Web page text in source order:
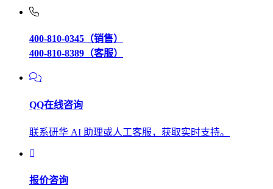
400-810-0345（销售）
400-810-8389（客服）
QQ在线咨询
联系研华 AI 助理或人工客服，获取实时支持。
报价咨询